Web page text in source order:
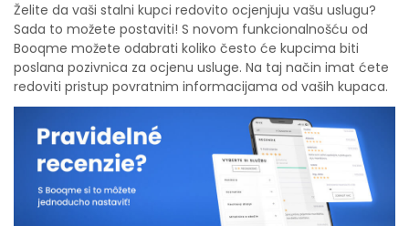
Želite da vaši stalni kupci redovito ocjenjuju vašu uslugu?
Sada to možete postaviti! S novom funkcionalnošću od
Booqme možete odabrati koliko često će kupcima biti
poslana pozivnica za ocjenu usluge. Na taj način imat ćete
redoviti pristup povratnim informacijama od vaših kupaca.